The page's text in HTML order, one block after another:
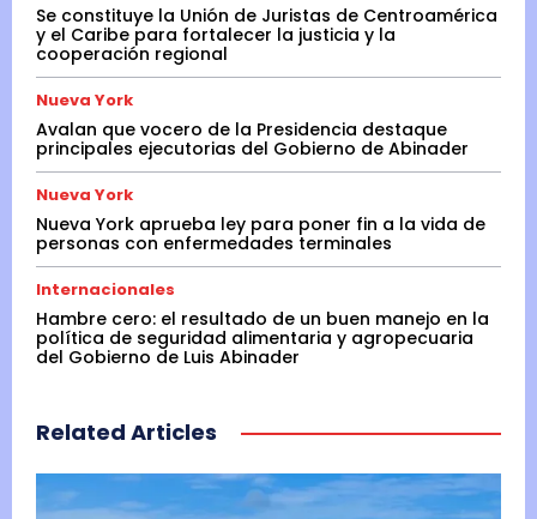
Se constituye la Unión de Juristas de Centroamérica
y el Caribe para fortalecer la justicia y la
cooperación regional
Nueva York
Avalan que vocero de la Presidencia destaque
principales ejecutorias del Gobierno de Abinader
Nueva York
Nueva York aprueba ley para poner fin a la vida de
personas con enfermedades terminales
Internacionales
Hambre cero: el resultado de un buen manejo en la
política de seguridad alimentaria y agropecuaria
del Gobierno de Luis Abinader
Related Articles